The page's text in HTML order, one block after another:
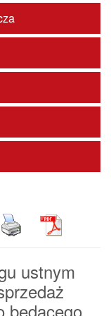
ustnym
będącego